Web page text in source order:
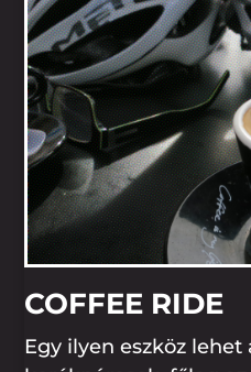
COFFEE RIDE
Egy ilyen eszköz lehet